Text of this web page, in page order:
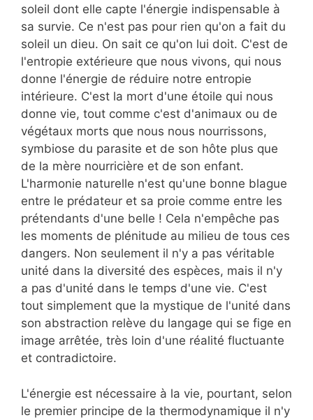
soleil dont elle capte l'énergie indispensable à
sa survie. Ce n'est pas pour rien qu'on a fait du
soleil un dieu. On sait ce qu'on lui doit. C'est de
l'entropie extérieure que nous vivons, qui nous
donne l'énergie de réduire notre entropie
intérieure. C'est la mort d'une étoile qui nous
donne vie, tout comme c'est d'animaux ou de
végétaux morts que nous nous nourrissons,
symbiose du parasite et de son hôte plus que
de la mère nourricière et de son enfant.
L'harmonie naturelle n'est qu'une bonne blague
entre le prédateur et sa proie comme entre les
prétendants d'une belle ! Cela n'empêche pas
les moments de plénitude au milieu de tous ces
dangers. Non seulement il n'y a pas véritable
unité dans la diversité des espèces, mais il n'y
a pas d'unité dans le temps d'une vie. C'est
tout simplement que la mystique de l'unité dans
son abstraction relève du langage qui se fige en
image arrêtée, très loin d'une réalité fluctuante
et contradictoire.
L'énergie est nécessaire à la vie, pourtant, selon
le premier principe de la thermodynamique il n'y